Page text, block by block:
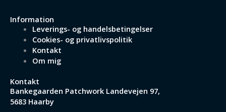
Information
Leverings- og handelsbetingelser
Cookies- og privatlivspolitik
Kontakt
Om mig
Kontakt
Bankegaarden Patchwork Landevejen 97,
5683 Haarby